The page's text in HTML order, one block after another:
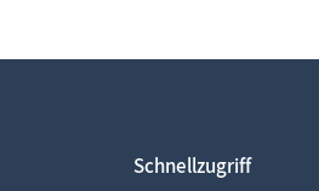
Schnellzugriff